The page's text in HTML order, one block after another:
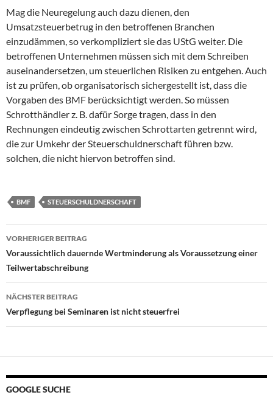
Mag die Neuregelung auch dazu dienen, den
Umsatzsteuerbetrug in den betroffenen Branchen
einzudämmen, so verkompliziert sie das UStG weiter. Die
betroffenen Unternehmen müssen sich mit dem Schreiben
auseinandersetzen, um steuerlichen Risiken zu entgehen. Auch
ist zu prüfen, ob organisatorisch sichergestellt ist, dass die
Vorgaben des BMF berücksichtigt werden. So müssen
Schrotthändler z. B. dafür Sorge tragen, dass in den
Rechnungen eindeutig zwischen Schrottarten getrennt wird,
die zur Umkehr der Steuerschuldnerschaft führen bzw.
solchen, die nicht hiervon betroffen sind.
BMF STEUERSCHULDNERSCHAFT
Beitragsnavigation
VORHERIGER BEITRAG
Voraussichtlich dauernde Wertminderung als Voraussetzung einer
Teilwertabschreibung
NÄCHSTER BEITRAG
Verpflegung bei Seminaren ist nicht steuerfrei
GOOGLE SUCHE